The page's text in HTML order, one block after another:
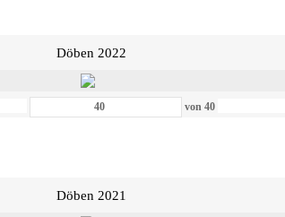
Döben 2022
von40
Döben 2021